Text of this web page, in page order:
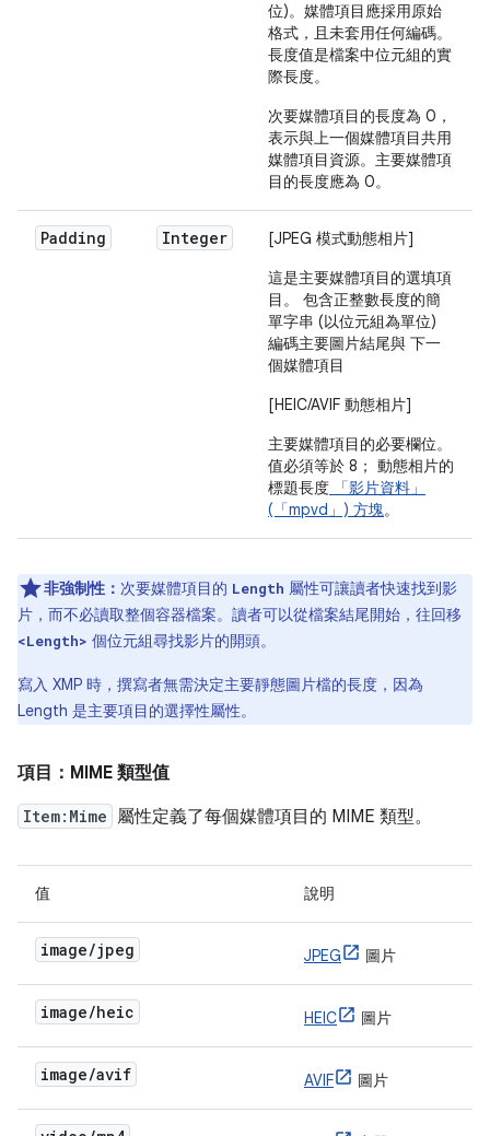
位)。媒體項目應採用原始
格式，且未套用任何編碼。
長度值是檔案中位元組的實
際長度。
次要媒體項目的長度為 0，
表示與上一個媒體項目共用
媒體項目資源。主要媒體項
目的長度應為 0。
Padding Integer
[JPEG 模式動態相片]
這是主要媒體項目的選填項
目。 包含正整數長度的簡
單字串 (以位元組為單位)
編碼主要圖片結尾與 下一
個媒體項目
[HEIC/AVIF 動態相片]
主要媒體項目的必要欄位。
值必須等於 8； 動態相片的
標題長度 「影片資料」
(「mpvd」) 方塊。
非強制性： 次要媒體項目的 Length 屬性可讓讀者快速找到影
片，而不必讀取整個容器檔案。讀者可以從檔案結尾開始，往回移
<Length> 個位元組尋找影片的開頭。
寫入 XMP 時，撰寫者無需決定主要靜態圖片檔的長度，因為
Length 是主要項目的選擇性屬性。
項目：MIME 類型值
Item:Mime 屬性定義了每個媒體項目的 MIME 類型。
值 說明
image/jpeg JPEG 圖片
image/heic HEIC 圖片
image/avif AVIF 圖片